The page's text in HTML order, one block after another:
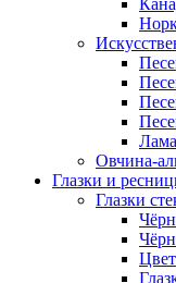
Овчина-
Глазки и
Глазки